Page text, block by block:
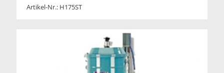
Artikel-Nr.: H175ST